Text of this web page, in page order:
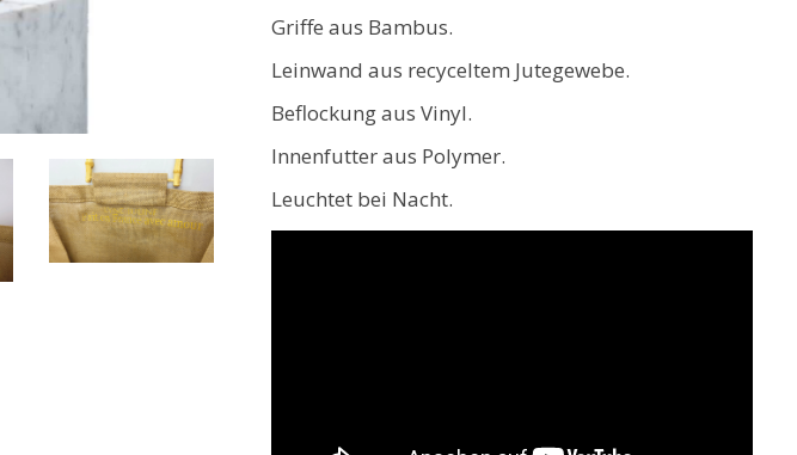
Griffe aus Bambus.
Leinwand aus recyceltem Jutegewebe.
Beflockung aus Vinyl.
Innenfutter aus Polymer.
Leuchtet bei Nacht.